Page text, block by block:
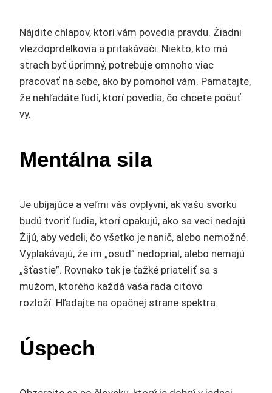
Nájdite chlapov, ktorí vám povedia pravdu. Žiadni
vlezdoprdelkovia a pritakávači. Niekto, kto má
strach byť úprimný, potrebuje omnoho viac
pracovať na sebe, ako by pomohol vám. Pamätajte,
že nehľadáte ľudí, ktorí povedia, čo chcete počuť
vy.
Mentálna sila
Je ubíjajúce a veľmi vás ovplyvní, ak vašu svorku
budú tvoriť ľudia, ktorí opakujú, ako sa veci nedajú.
Žijú, aby vedeli, čo všetko je nanič, alebo nemožné.
Vyplakávajú, že im „osud” nedoprial, alebo nemajú
„šťastie”. Rovnako tak je ťažké priateliť sa s
mužom, ktorého každá vaša rada citovo
rozloží. Hľadajte na opačnej strane spektra.
Úspech